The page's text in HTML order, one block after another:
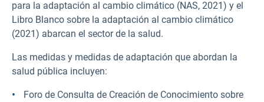
para la adaptación al cambio climático (NAS, 2021) y el
Libro Blanco sobre la adaptación al cambio climático
(2021) abarcan el sector de la salud.
Las medidas y medidas de adaptación que abordan la
salud pública incluyen:
Foro de Consulta de Creación de Conocimiento sobre